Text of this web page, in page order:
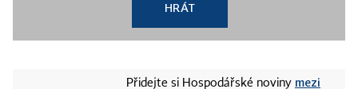
HRÁT
Přidejte si Hospodářské noviny mezi